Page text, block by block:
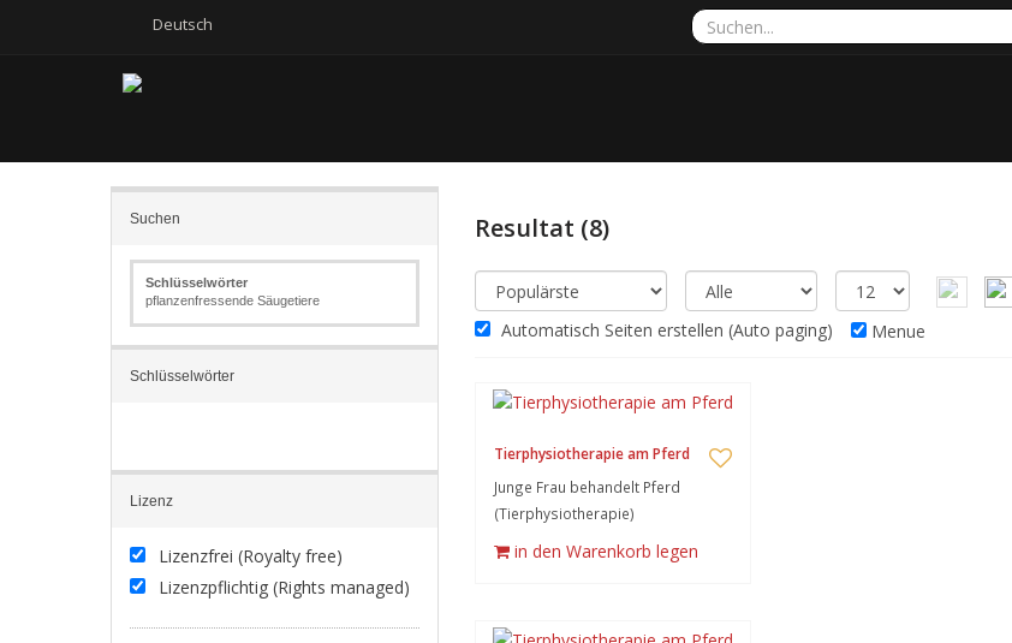
Deutsch
Suchen
Schlüsselwörter
pflanzenfressende Säugetiere
Schlüsselwörter
Lizenz
Lizenzfrei (Royalty free)
Lizenzpflichtig (Rights managed)
Resultat (8)
Automatisch Seiten erstellen (Auto paging) Menue
Tierphysiotherapie am Pferd
Junge Frau behandelt Pferd
(Tierphysiotherapie)
in den Warenkorb legen